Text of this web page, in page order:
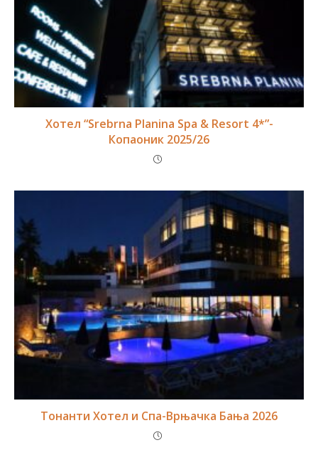
Хотел “Srebrna Planina Spa & Resort 4*”-
Копаоник 2025/26
Тонанти Хотел и Спа-Врњачка Бања 2026